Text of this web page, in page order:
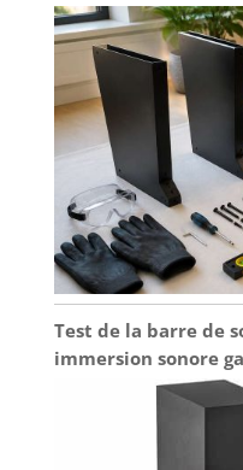
Test de la barre de
immersion sonore